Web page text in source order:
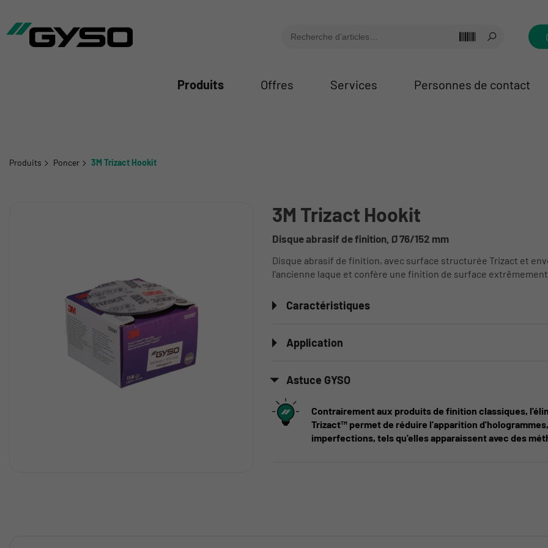
Produits Offres Services Personnes de contact
Produits Poncer 3M Trizact Hookit
3M Trizact Hookit
Disque abrasif de finition, Ø 76/152 mm
Disque abrasif de finition, avec surface structurée Trizact et
l'ancienne laque et confère une finition de surface
Caractéristiques
Application
Astuce GYSO
Contrairement aux produits de finition classiques,
Trizact™ permet de réduire l'apparition
imperfections, tels qu'elles apparaissent avec des